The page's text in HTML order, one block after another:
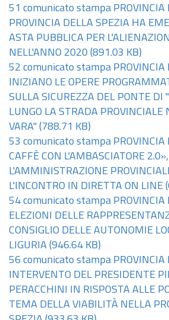
51 comunicato stampa PROVINCIA
PROVINCIA DELLA SPEZIA HA
ASTA PUBBLICA PER
NELL'ANNO 2020 (891.03 KB)
52 comunicato stampa PROVINCIA
INIZIANO LE OPERE
SULLA SICUREZZA DEL PONTE DI
LUNGO LA STRADA PROVINCIALE
VARA" (788.71 KB)
53 comunicato stampa PROVINCIA
CAFFÈ CON L'AMBASCIATORE 2.0»,
L'AMMINISTRAZIONE
L'INCONTRO IN DIRETTA ON LINE
54 comunicato stampa PROVINCIA
ELEZIONI DELLE
CONSIGLIO DELLE AUTONOMIE
LIGURIA (946.64 KB)
56 comunicato stampa PROVINCIA
INTERVENTO DEL PRESIDENTE
PERACCHINI IN RISPOSTA ALLE
TEMA DELLA VIABILITÀ NELLA